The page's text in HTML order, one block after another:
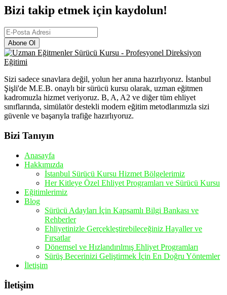
Bizi takip etmek için kaydolun!
Abone Ol
Sizi sadece sınavlara değil, yolun her anına hazırlıyoruz. İstanbul
Şişli'de M.E.B. onaylı bir sürücü kursu olarak, uzman eğitmen
kadromuzla hizmet veriyoruz. B, A, A2 ve diğer tüm ehliyet
sınıflarında, simülatör destekli modern eğitim metodlarımızla sizi
güvenle ve başarıyla trafiğe hazırlıyoruz.
Bizi Tanıyın
Anasayfa
Hakkımızda
İstanbul Sürücü Kursu Hizmet Bölgelerimiz
Her Kitleye Özel Ehliyet Programları ve Sürücü Kursu
Eğitimlerimiz
Blog
Sürücü Adayları İçin Kapsamlı Bilgi Bankası ve
Rehberler
Ehliyetinizle Gerçekleştirebileceğiniz Hayaller ve
Fırsatlar
Dönemsel ve Hızlandırılmış Ehliyet Programları
Sürüş Becerinizi Geliştirmek İçin En Doğru Yöntemler
İletişim
İletişim